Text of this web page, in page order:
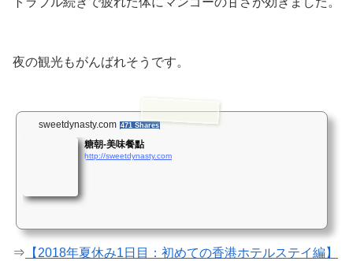
夜の観光もがんばれそうです。
sweetdynasty.com 471 Shares
糖朝-美味餐點
http://sweetdynasty.com
⇒ 【2018年夏休み1日目：初めての香港ホテルステイ編】